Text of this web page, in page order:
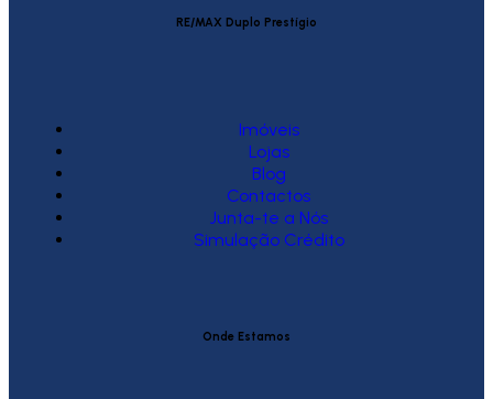
RE/MAX Duplo Prestígio
Imóveis
Lojas
Blog
Contactos
Junta-te a Nós
Simulação Crédito
Onde Estamos